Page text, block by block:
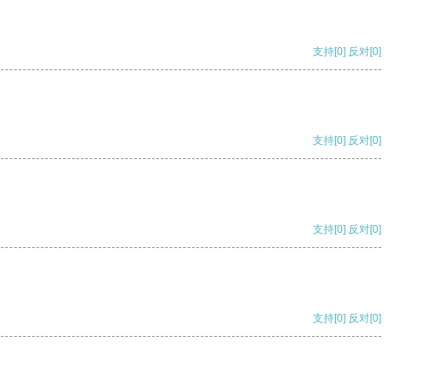
支持[0] 反对[0]
支持[0] 反对[0]
支持[0] 反对[0]
支持[0] 反对[0]